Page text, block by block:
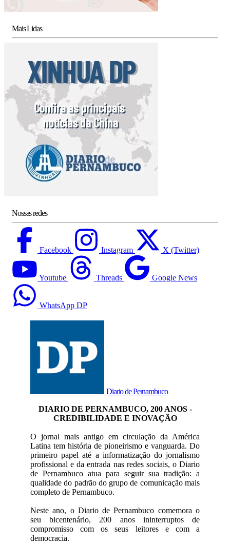
Mais Lidas
Nossas redes
Facebook Instagram X (Twitter)
Youtube Threads Google News
WhatsApp DP
Diario de Pernambuco
DIARIO DE PERNAMBUCO, 200 ANOS -
CREDIBILIDADE E INOVAÇÃO
O jornal mais antigo em circulação da América
Latina tem história de pioneirismo e vanguarda. Do
primeiro papel até a informatização do jornalismo
profissional e da entrada nas redes sociais, o Diario
de Pernambuco atua para seguir sua tradição: a
qualidade do padrão do grupo de comunicação mais
completo de Pernambuco.
Neste ano, o Diario de Pernambuco comemora o
seu bicentenário, 200 anos ininterruptos de
compromisso com os seus leitores e com a
democracia.